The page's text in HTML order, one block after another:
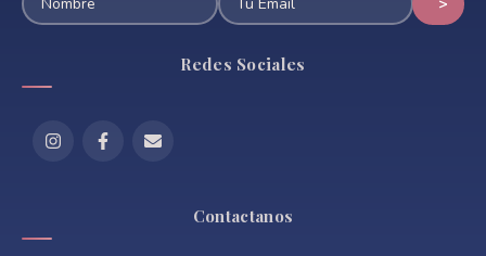
Redes Sociales
Contactanos